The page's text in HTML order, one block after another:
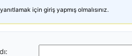
için giriş yapmış olmalısınız.